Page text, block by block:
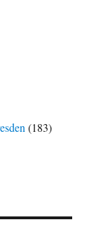
(183)